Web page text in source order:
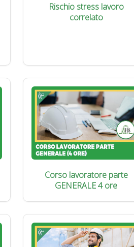
Rischio stress lavoro
correlato
Corso lavoratore parte
GENERALE 4 ore